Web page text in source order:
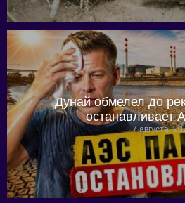
Дунай обмелел до
останавливает
7 августа,